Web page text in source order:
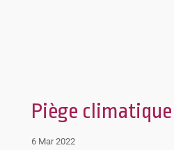
Piège
6 Mar 2022